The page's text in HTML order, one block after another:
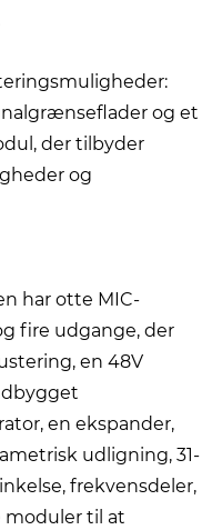
og et
der tilbyder
og
har otte MIC-
fire udgange, der
en 48V
en ekspander,
udligning, 31-
frekvensdeler,
moduler til at